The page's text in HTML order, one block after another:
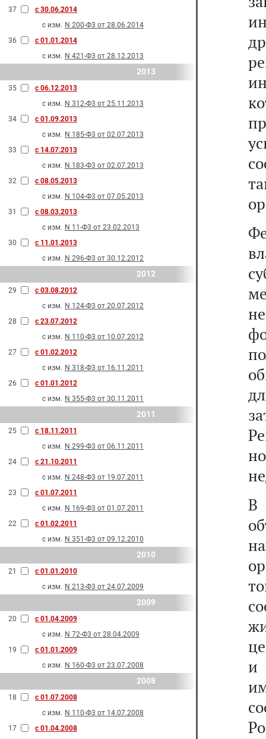
37
с 30.06.2014
с изм. N 200-Ф3 от 28.06.2014
36
с 01.01.2014
с изм. N 421-Ф3 от 28.12.2013
2013
35
с 06.12.2013
с изм. N 312-Ф3 от 25.11.2013
34
с 01.09.2013
с изм. N 185-Ф3 от 02.07.2013
33
с 14.07.2013
с изм. N 183-Ф3 от 02.07.2013
32
с 08.05.2013
с изм. N 104-Ф3 от 07.05.2013
31
с 08.03.2013
с изм. N 11-Ф3 от 23.02.2013
30
с 11.01.2013
с изм. N 296-Ф3 от 30.12.2012
2012
29
с 03.08.2012
с изм. N 124-Ф3 от 20.07.2012
28
с 23.07.2012
с изм. N 110-Ф3 от 10.07.2012
27
с 01.02.2012
с изм. N 318-Ф3 от 16.11.2011
26
с 01.01.2012
с изм. N 355-Ф3 от 30.11.2011
2011
25
с 18.11.2011
с изм. N 299-Ф3 от 06.11.2011
24
с 21.10.2011
с изм. N 248-Ф3 от 19.07.2011
23
с 01.07.2011
с изм. N 169-Ф3 от 01.07.2011
22
с 01.02.2011
с изм. N 351-Ф3 от 09.12.2010
2010
21
с 01.01.2010
с изм. N 213-Ф3 от 24.07.2009
2009
20
с 01.04.2009
с изм. N 72-Ф3 от 28.04.2009
19
с 01.01.2009
с изм. N 160-Ф3 от 23.07.2008
2008
18
с 01.07.2008
с изм. N 110-Ф3 от 14.07.2008
17
с 01.04.2008
В
и